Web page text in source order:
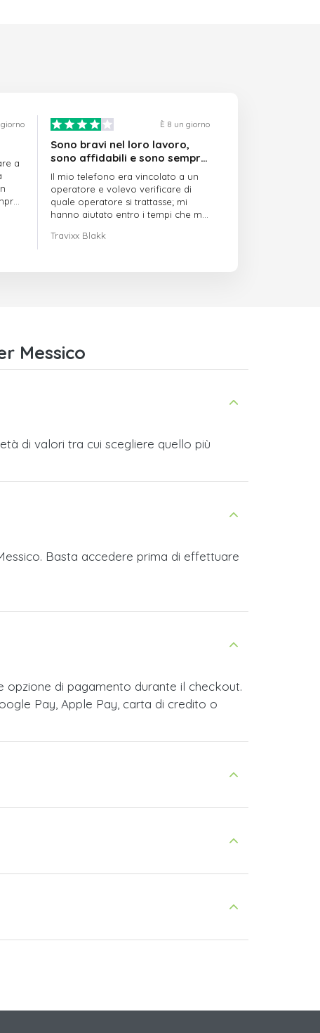
a
È 8 un giorno
Sono bravi nel loro lavoro,
sono affidabili e sono sempre
puntuali
Il mio telefono era vincolato a un
operatore e volevo verificare di
quale operatore si trattasse; mi
hanno aiutato entro i tempi che mi
Travixx Blakk
Messico
di valori tra cui scegliere quello più
Basta accedere prima di effettuare
di pagamento durante il checkout.
Pay, Apple Pay, carta di credito o